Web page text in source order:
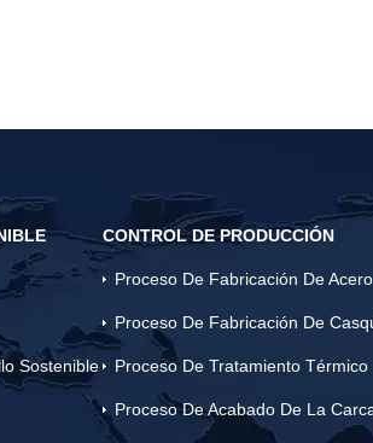
Sostenible
CONTROL DE PRODUCCIÓN
Proceso De Fabricación De Acero
Proceso De Fabricación De
Proceso De Tratamiento Térmico
Proceso De Acabado De La